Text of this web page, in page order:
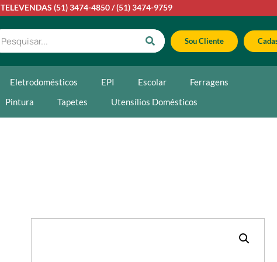
TELEVENDAS (51) 3474-4850/(51) 3474-9759
Sou Cliente
Eletrodomésticos EPI Escolar
Ferragens
Pintura Tapetes Utensílios Domésticos